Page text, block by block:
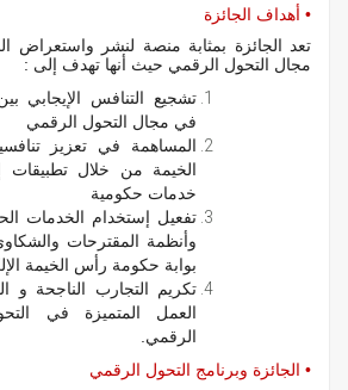
• أهداف الجائزة
تعد الجائزة بمثابة منصة لنشر واستعراض
مجال التحول الرقمي حيث أنها تهدف إلى :
تشجيع التنافس الإيجابي
في مجال التحول الرقمي
المساهمة في تعزيز
الخيمة من خلال تطبيقات
خدمات حكومية
تفعيل إستخدام الخدمات
وأنظمة المقترحات
بوابة حكومة رأس الخيمة
تكريم التجارب الناجحة و
العمل المتميزة في
الرقمي.
• الجائزة وبرنامج التحول الرقمي